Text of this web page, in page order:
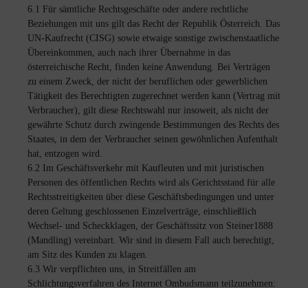
6.1 Für sämtliche Rechtsgeschäfte oder andere rechtliche
Beziehungen mit uns gilt das Recht der Republik Österreich. Das
UN-Kaufrecht (CISG) sowie etwaige sonstige zwischenstaatliche
Übereinkommen, auch nach ihrer Übernahme in das
österreichische Recht, finden keine Anwendung. Bei Verträgen
zu einem Zweck, der nicht der beruflichen oder gewerblichen
Tätigkeit des Berechtigten zugerechnet werden kann (Vertrag mit
Verbraucher), gilt diese Rechtswahl nur insoweit, als nicht der
gewährte Schutz durch zwingende Bestimmungen des Rechts des
Staates, in dem der Verbraucher seinen gewöhnlichen Aufenthalt
hat, entzogen wird.
6.2 Im Geschäftsverkehr mit Kaufleuten und mit juristischen
Personen des öffentlichen Rechts wird als Gerichtsstand für alle
Rechtsstreitigkeiten über diese Geschäftsbedingungen und unter
deren Geltung geschlossenen Einzelverträge, einschließlich
Wechsel- und Scheckklagen, der Geschäftssitz von Steiner1888
(Mandling) vereinbart. Wir sind in diesem Fall auch berechtigt,
am Sitz des Kunden zu klagen.
6.3 Wir verpflichten uns, in Streitfällen am
Schlichtungsverfahren des Internet Ombudsmann teilzunehmen: